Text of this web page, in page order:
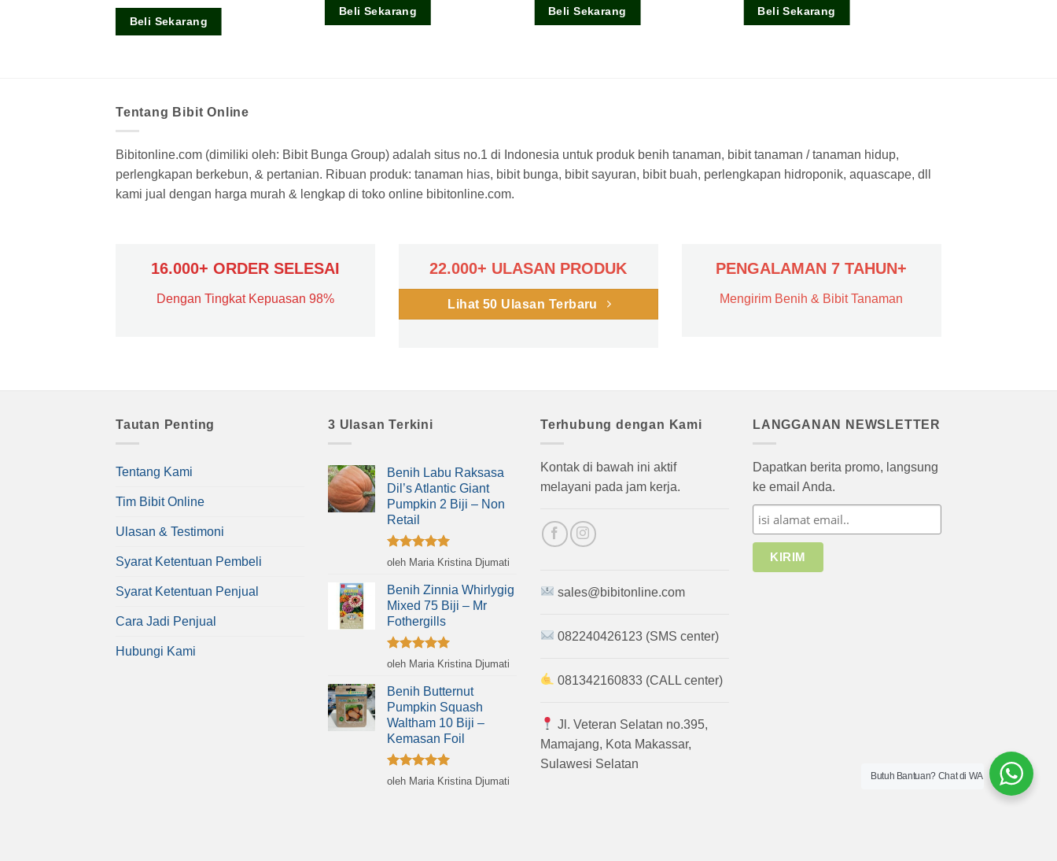
dari 5
Beli Sekarang
Beli Sekarang Beli Sekarang Beli Sekarang
Tentang Bibit Online
Bibitonline.com (dimiliki oleh: Bibit Bunga Group) adalah situs no.1 di Indonesia untuk produk benih tanaman, bibit tanaman / tanaman hidup,
perlengkapan berkebun, & pertanian. Ribuan produk: tanaman hias, bibit bunga, bibit sayuran, bibit buah, perlengkapan hidroponik, aquascape, dll
kami jual dengan harga murah & lengkap di toko online bibitonline.com.
16.000+ ORDER SELESAI
Dengan Tingkat Kepuasan 98%
22.000+ ULASAN PRODUK
Lihat 50 Ulasan Terbaru
PENGALAMAN 7 TAHUN+
Mengirim Benih & Bibit Tanaman
Tautan Penting
Tentang Kami
Tim Bibit Online
Ulasan & Testimoni
Syarat Ketentuan Pembeli
Syarat Ketentuan Penjual
Cara Jadi Penjual
Hubungi Kami
3 Ulasan Terkini
Benih Labu Raksasa
Dil’s Atlantic Giant
Pumpkin 2 Biji – Non
Retail
Dinilai5
oleh Maria Kristina Djumati
Benih Zinnia Whirlygig
Mixed 75 Biji – Mr
Fothergills
Dinilai5
oleh Maria Kristina Djumati
Benih Butternut
Pumpkin Squash
Waltham 10 Biji –
Kemasan Foil
Dinilai5
oleh Maria Kristina Djumati
Terhubung dengan Kami
Kontak di bawah ini aktif
melayani pada jam kerja.
sales@bibitonline.com
082240426123 (SMS center)
081342160833 (CALL center)
Jl. Veteran Selatan no.395,
Mamajang, Kota Makassar,
Sulawesi Selatan
LANGGANAN NEWSLETTER
Dapatkan berita promo, langsung
ke email Anda.
Butuh Bantuan? Chat di WA